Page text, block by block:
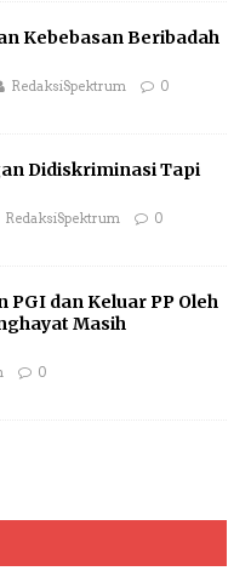
Kebebasan Beribadah
RedaksiSpektrum 0
Didiskriminasi Tapi
RedaksiSpektrum 0
PGI dan Keluar PP Oleh
Masih
0